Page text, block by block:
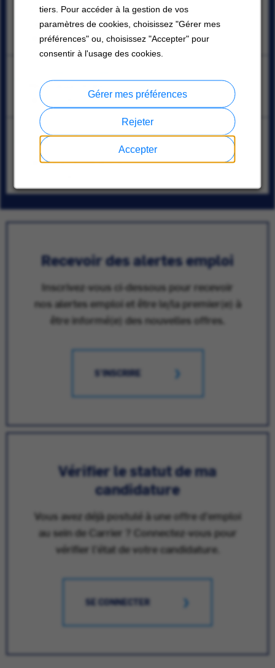
tiers. Pour accéder à la gestion de vos
paramètres de cookies, choisissez "Gérer mes
préférences" ou, choisissez "Accepter" pour
consentir à l'usage des cookies.
Accepter
Rejeter
Gérer mes préférences
Area Sales Manager - Boston Equipment
Canton, Massachusetts; Billerica, Massachusetts
08/07/2026
Mississauga, Ontario
08/07/2026
Commercial HVAC Apprentice Service Technician –
Union
Oklahoma City, Oklahoma
Recevoir des alertes emploi
Inscrivez-vous ci-dessous pour recevoir
nos alertes emploi et être le/la premier(e) à
être informé(e) des nouvelles offres.
S'INSCRIRE
Vérifier le statut de ma
candidature
Vous avez déjà postulé à une offre d'emploi
au sein de Carrier ? Connectez-vous pour
vérifier l'état de votre candidature.
SE CONNECTER